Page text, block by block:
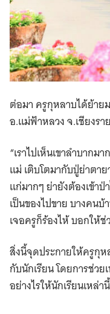
ต่อมา ครูกุหลาบได้ย้าย
อ.แม่ฟ้าหลวง จ.เชียงราย
“เราไปเห็นเขาลำบาก
แม่ เติบโตมากับปู่ย่าตา
แก่มากๆ ย่ายังต้องเข้า
เป็นของไปขาย บางคน
เจอครูก็ร้องไห้ บอกให้ช่
สิ่งนี้จุดประกายให้ครูกุห
กับนักเรียน โดยการช่ว
อย่างไรให้นักเรียนเหล่